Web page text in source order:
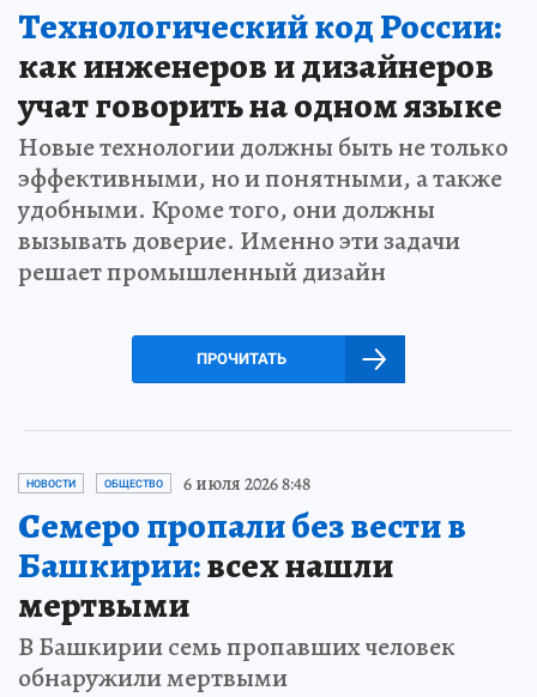
Технологический код России:
как инженеров и дизайнеров
учат говорить на одном языке
Новые технологии должны быть не только
эффективными, но и понятными, а также
удобными. Кроме того, они должны
вызывать доверие. Именно эти задачи
решает промышленный дизайн
ПРОЧИТАТЬ
НОВОСТИ ОБЩЕСТВО 6 июля 2026 8:48
Семеро пропали без вести в
Башкирии:всех нашли
мертвыми
В Башкирии семь пропавших человек
обнаружили мертвыми